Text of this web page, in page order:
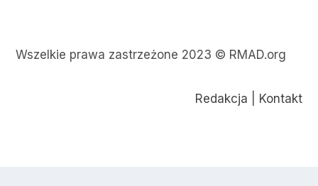
Wszelkie prawa zastrzeżone 2023 © RMAD.org
Redakcja Kontakt